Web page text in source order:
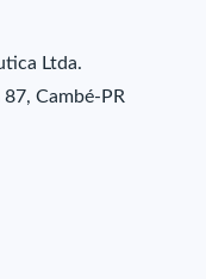
Ltda.
Cambé-PR